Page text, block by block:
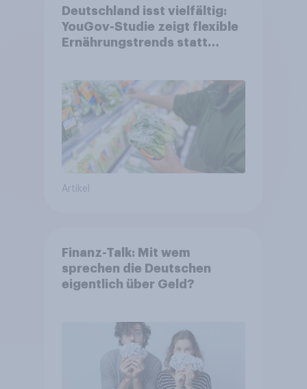
Deutschland isst vielfältig:
YouGov-Studie zeigt flexible
Ernährungstrends statt
Artikel
Finanz-Talk: Mit wem
sprechen die Deutschen
eigentlich über Geld?